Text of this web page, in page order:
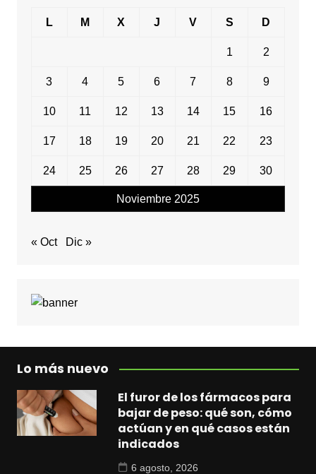
Noviembre 2025
L M X J V S D
1 2
3 4 5 6 7 8 9
10 11 12 13 14 15 16
17 18 19 20 21 22 23
24 25 26 27 28 29 30
« Oct Dic »
Lo más nuevo
El furor de los fármacos para
bajar de peso: qué son, cómo
actúan y en qué casos están
indicados
6 agosto, 2026